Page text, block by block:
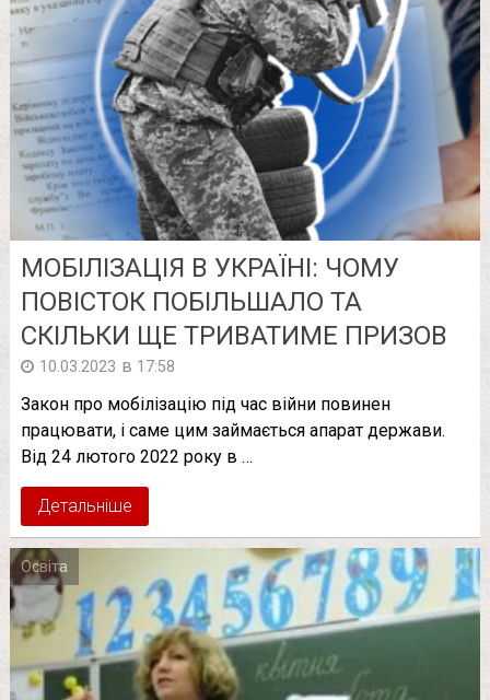
МОБІЛІЗАЦІЯ В УКРАЇНІ: ЧОМУ
ПОВІСТОК ПОБІЛЬШАЛО ТА
СКІЛЬКИ ЩЕ ТРИВАТИМЕ ПРИЗОВ
10.03.2023 в 17:58
Закон про мобілізацію під час війни повинен
працювати, і саме цим займається апарат держави.
Від 24 лютого 2022 року в …
Детальніше
Освіта